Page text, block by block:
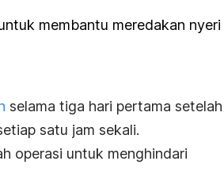
membantu meredakan nyeri
selama tiga hari pertama setelah
satu jam sekali.
operasi untuk menghindari